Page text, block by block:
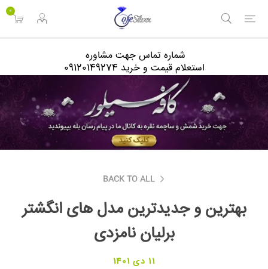
0
شماره تماس جهت مشاوره
استعلام قیمت و خرید 09120149274
BACK TO ALL
بهترین و جدیدترین مدل های انگشتر
برلیان نامزدی
11 دی 1401